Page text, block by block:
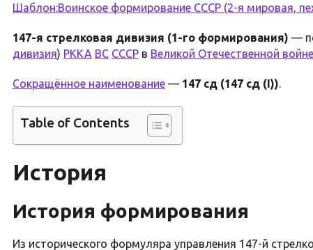
Шаблон:Воинское формирование СССР (2-я мировая,
147-я стрелковая дивизия (1-го формирования) —
дивизия) РККА ВС СССР в Великой Отечественной войне
Сокращённое наименование — 147 сд (147 сд (I)).
Table of Contents
История
История формирования
Из исторического формуляра управления 147-й